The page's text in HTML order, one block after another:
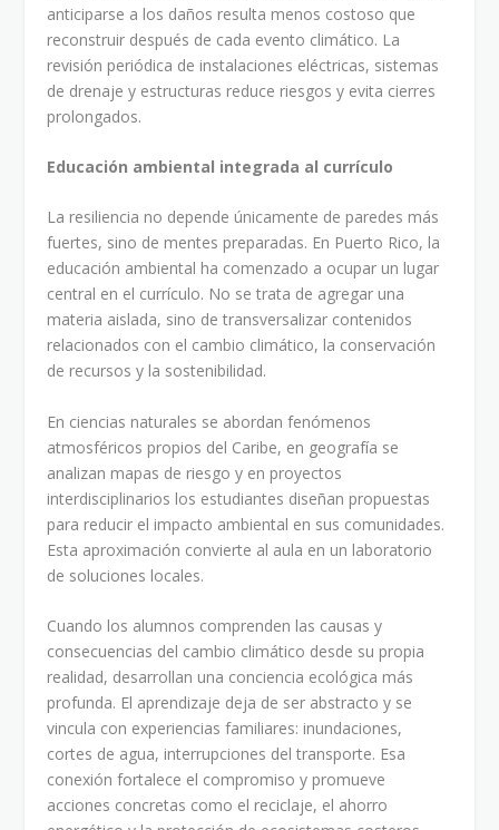
anticiparse a los daños resulta menos costoso que
reconstruir después de cada evento climático. La
revisión periódica de instalaciones eléctricas, sistemas
de drenaje y estructuras reduce riesgos y evita cierres
prolongados.
Educación ambiental integrada al currículo
La resiliencia no depende únicamente de paredes más
fuertes, sino de mentes preparadas. En Puerto Rico, la
educación ambiental ha comenzado a ocupar un lugar
central en el currículo. No se trata de agregar una
materia aislada, sino de transversalizar contenidos
relacionados con el cambio climático, la conservación
de recursos y la sostenibilidad.
En ciencias naturales se abordan fenómenos
atmosféricos propios del Caribe, en geografía se
analizan mapas de riesgo y en proyectos
interdisciplinarios los estudiantes diseñan propuestas
para reducir el impacto ambiental en sus comunidades.
Esta aproximación convierte al aula en un laboratorio
de soluciones locales.
Cuando los alumnos comprenden las causas y
consecuencias del cambio climático desde su propia
realidad, desarrollan una conciencia ecológica más
profunda. El aprendizaje deja de ser abstracto y se
vincula con experiencias familiares: inundaciones,
cortes de agua, interrupciones del transporte. Esa
conexión fortalece el compromiso y promueve
acciones concretas como el reciclaje, el ahorro